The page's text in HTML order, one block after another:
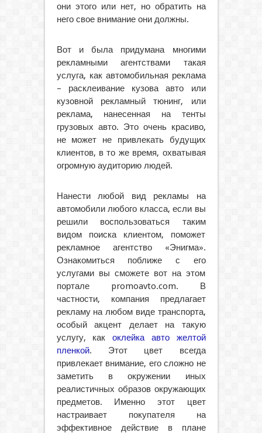
они этого или нет, но обратить на
него свое внимание они должны.
Вот и была придумана многими
рекламными агентствами такая
услуга, как автомобильная реклама
– расклеивание кузова авто или
кузовной рекламный тюнинг, или
реклама, нанесенная на тенты
грузовых авто. Это очень красиво,
не может не привлекать будущих
клиентов, в то же время, охватывая
огромную аудиторию людей.
Нанести любой вид рекламы на
автомобили любого класса, если вы
решили воспользоваться таким
видом поиска клиентом, поможет
рекламное агентство «Энигма».
Ознакомиться поближе с его
услугами вы сможете вот на этом
портале promoavto.com. В
частности, компания предлагает
рекламу на любом виде транспорта,
особый акцент делает на такую
услугу, как оклейка авто желтой
пленкой. Этот цвет всегда
привлекает внимание, его сложно не
заметить в окружении иных
реалистичных образов окружающих
предметов. Именно этот цвет
настраивает покупателя на
эффективное действие в плане